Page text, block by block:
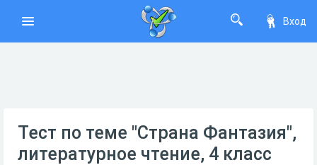
Вход
Тест по теме "Страна Фантазия",
литературное чтение, 4 класс